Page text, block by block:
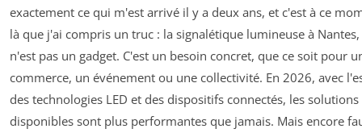
exactement ce qui m'est arrivé il y a deux ans, et c'est à ce
là que j'ai compris un truc : la signalétique lumineuse à Nantes,
n'est pas un gadget. C'est un besoin concret, que ce soit pour
commerce, un événement ou une collectivité. En 2026, avec
des technologies LED et des dispositifs connectés, les solutions
disponibles sont plus performantes que jamais. Mais encore